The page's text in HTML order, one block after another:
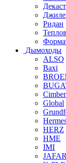
Декаст
Ридан
Дымоходы
ALSO
Baxi
Global
HERZ
HME
IMI
JAFAR